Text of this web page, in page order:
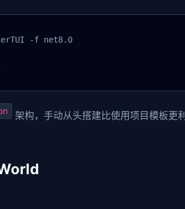
-f net8.0
架构，手动从头搭建比使用项目模板更